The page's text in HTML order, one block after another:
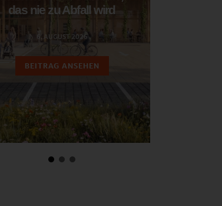
das nie zu Abfall wird
6. AUGUST 2026
BEITRAG ANSEHEN